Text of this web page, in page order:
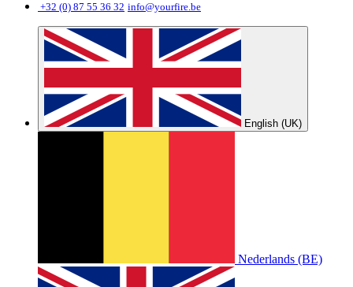
+32 (0) 87 55 36 32 info@yourfire.be
English (UK)
Nederlands (BE)